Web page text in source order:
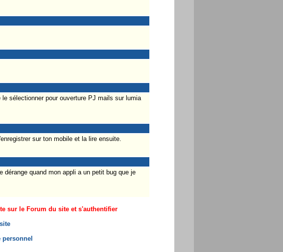
sélectionner pour ouverture PJ mails sur lumia
sur ton mobile et la lire ensuite.
quand mon appli a un petit bug que je
sur le Forum du site et s'authentifier
personnel